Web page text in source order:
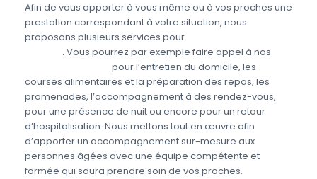
Afin de vous apporter à vous même ou à vos proches une
prestation correspondant à votre situation, nous
proposons plusieurs services pour
. Vous pourrez par exemple faire appel à nos
pour l’entretien du domicile, les
courses alimentaires et la préparation des repas, les
promenades, l’accompagnement à des rendez-vous,
pour une présence de nuit ou encore pour un retour
d’hospitalisation. Nous mettons tout en œuvre afin
d’apporter un accompagnement sur-mesure aux
personnes âgées avec une équipe compétente et
formée qui saura prendre soin de vos proches.